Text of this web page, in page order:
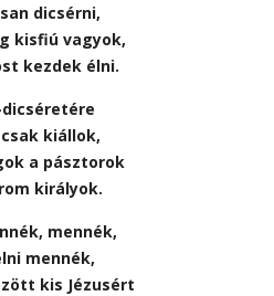
dicsérni,
kisfiú vagyok,
kezdek élni.
kiállok,
a pásztorok
királyok.
mennék,
mennék,
kis Jézusért